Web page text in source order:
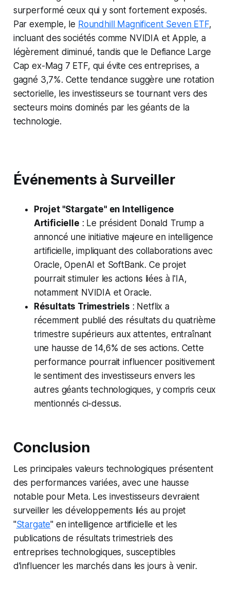
surperformé ceux qui y sont fortement exposés.
Par exemple, le Roundhill Magnificent Seven ETF,
incluant des sociétés comme NVIDIA et Apple, a
légèrement diminué, tandis que le Defiance Large
Cap ex-Mag 7 ETF, qui évite ces entreprises, a
gagné 3,7%. Cette tendance suggère une rotation
sectorielle, les investisseurs se tournant vers des
secteurs moins dominés par les géants de la
technologie.
Événements à Surveiller
Projet "Stargate" en Intelligence
Artificielle : Le président Donald Trump a
annoncé une initiative majeure en intelligence
artificielle, impliquant des collaborations avec
Oracle, OpenAI et SoftBank. Ce projet
pourrait stimuler les actions liées à l'IA,
notamment NVIDIA et Oracle.
Résultats Trimestriels : Netflix a
récemment publié des résultats du quatrième
trimestre supérieurs aux attentes, entraînant
une hausse de 14,6% de ses actions. Cette
performance pourrait influencer positivement
le sentiment des investisseurs envers les
autres géants technologiques, y compris ceux
mentionnés ci-dessus.
Conclusion
Les principales valeurs technologiques présentent
des performances variées, avec une hausse
notable pour Meta. Les investisseurs devraient
surveiller les développements liés au projet
"Stargate" en intelligence artificielle et les
publications de résultats trimestriels des
entreprises technologiques, susceptibles
d'influencer les marchés dans les jours à venir.